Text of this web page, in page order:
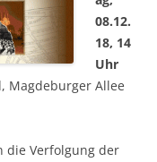
08.12.
18, 14
Uhr
Magdeburger Allee
die Verfolgung der